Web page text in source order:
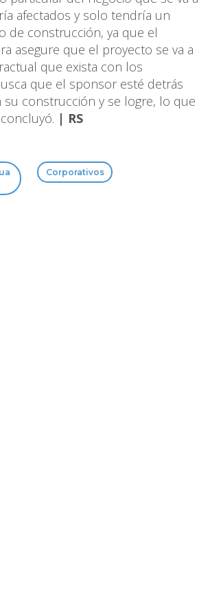
afectados y solo tendría un
de construcción, ya que el
asegure que el proyecto se va a
que exista con los
que el sponsor esté detrás
construcción y se logre, lo que
| RS
Corporativos